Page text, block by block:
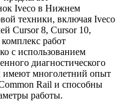
Iveco в Нижнем
техники, включая Iveco
Cursor 8, Cursor 10,
работ
с использованием
диагностического
имеют многолетний опыт
Rail и способны
работы.